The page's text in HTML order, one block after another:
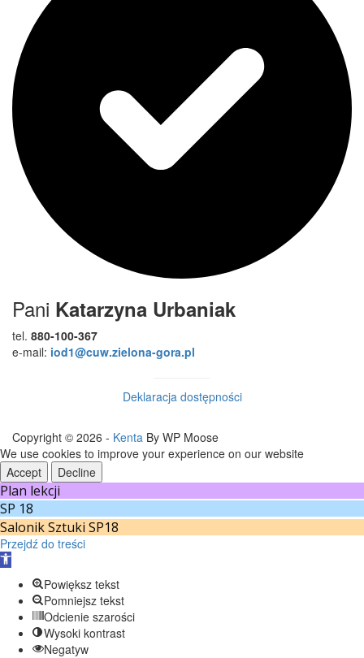
Pani Katarzyna Urbaniak
tel. 880-100-367
e-mail: iod1@cuw.zielona-gora.pl
Deklaracja dostępności
Copyright © 2026 - Kenta By WP Moose
We use cookies to improve your experience on our website
Accept
Decline
Plan lekcji
SP 18
Salonik Sztuki SP18
Przejdź do treści
Otwórz
narzędziPowiększ tekst
Pomniejsz tekst
Odcienie szarości
Wysoki kontrast
Negatyw